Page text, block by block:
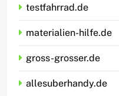
testfahrrad.de
materialien-hilfe.de
gross-grosser.de
allesuberhandy.de